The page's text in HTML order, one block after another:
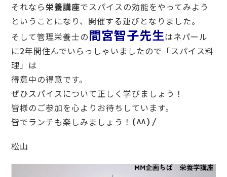
それなら栄養講座でスパイスの効能をやってみよう
ということになり、開催する運びとなりました。
そして管理栄養士の 間宮智子先生はネパール
に2年間住んでいらっしゃいましたので「スパイス料
理」は
得意中の得意です。
ぜひスパイスについて正しく学びましょう！
皆様のご参加を心よりお待ちしています。
皆でランチも楽しみましょう！(^^)/
松山